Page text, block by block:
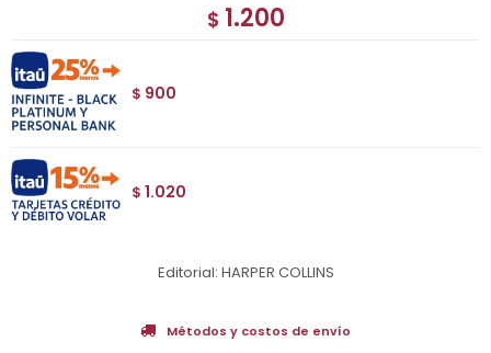
$ 1.200
$ 900
$ 1.020
Editorial: HARPER COLLINS
Métodos y costos de envío